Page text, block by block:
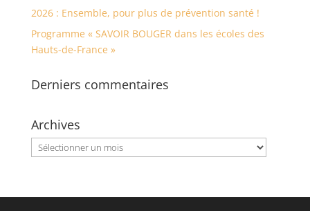
2026 : Ensemble, pour plus de prévention santé !
Programme « SAVOIR BOUGER dans les écoles des
Hauts-de-France »
Derniers commentaires
Archives
Archives